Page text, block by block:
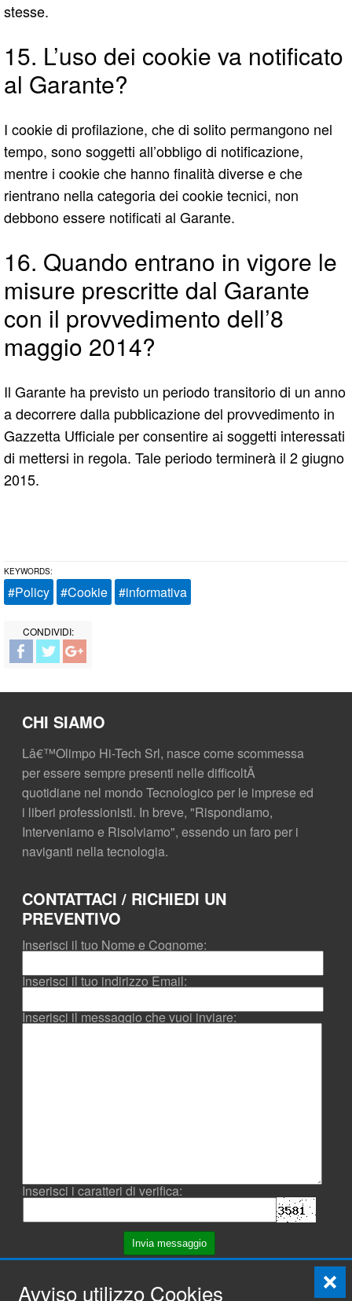
stesse.
15. L’uso dei cookie va notificato
al Garante?
I cookie di profilazione, che di solito permangono nel
tempo, sono soggetti all’obbligo di notificazione,
mentre i cookie che hanno finalità diverse e che
rientrano nella categoria dei cookie tecnici, non
debbono essere notificati al Garante.
16. Quando entrano in vigore le
misure prescritte dal Garante
con il provvedimento dell’8
maggio 2014?
Il Garante ha previsto un periodo transitorio di un anno
a decorrere dalla pubblicazione del provvedimento in
Gazzetta Ufficiale per consentire ai soggetti interessati
di mettersi in regola. Tale periodo terminerà il 2 giugno
2015.
Policy Cookie informativa
CHI SIAMO
Lâ€™Olimpo Hi-Tech Srl, nasce come scommessa
per essere sempre presenti nelle difficoltÃ
quotidiane nel mondo Tecnologico per le imprese ed
i liberi professionisti. In breve, "Rispondiamo,
Interveniamo e Risolviamo", essendo un faro per i
naviganti nella tecnologia.
CONTATTACI / RICHIEDI UN
PREVENTIVO
Inserisci il tuo Nome e Cognome:
Inserisci il tuo indirizzo Email:
Inserisci il messaggio che vuoi inviare:
Inserisci i caratteri di verifica:
Invia messaggio
Avviso utilizzo Cookies